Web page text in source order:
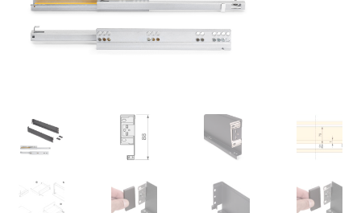
Proteção de dados